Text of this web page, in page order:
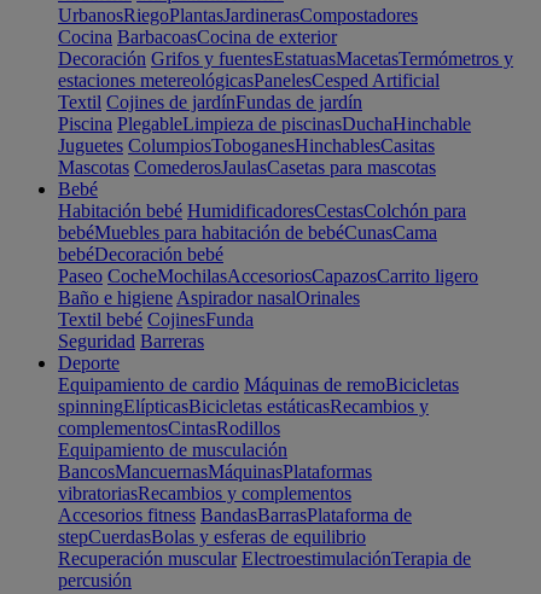
UrbanosRiegoPlantasJardinerasCompostadores
Cocina BarbacoasCocina de exterior
Decoración Grifos y fuentesEstatuasMacetasTermómetros y
estaciones metereológicasPanelesCesped Artificial
Textil Cojines de jardínFundas de jardín
Piscina PlegableLimpieza de piscinasDuchaHinchable
Juguetes ColumpiosToboganesHinchablesCasitas
Mascotas ComederosJaulasCasetas para mascotas
Bebé
Habitación bebé HumidificadoresCestasColchón para
bebéMuebles para habitación de bebéCunasCama
bebéDecoración bebé
Paseo CocheMochilasAccesoriosCapazosCarrito ligero
Baño e higiene Aspirador nasalOrinales
Textil bebé CojinesFunda
Seguridad Barreras
Deporte
Equipamiento de cardio Máquinas de remoBicicletas
spinningElípticasBicicletas estáticasRecambios y
complementosCintasRodillos
Equipamiento de musculación
BancosMancuernasMáquinasPlataformas
vibratoriasRecambios y complementos
Accesorios fitness BandasBarrasPlataforma de
stepCuerdasBolas y esferas de equilibrio
Recuperación muscular ElectroestimulaciónTerapia de
percusión